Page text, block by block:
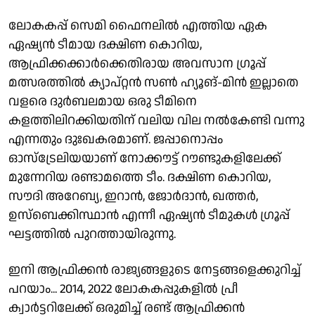
ലോകകപ്പ് സെമി ഫൈനലിൽ എത്തിയ ഏക
ഏഷ്യൻ ടീമായ ദക്ഷിണ കൊറിയ,
ആഫ്രിക്കക്കാർക്കെതിരായ അവസാന ഗ്രൂപ്പ്
മത്സരത്തിൽ ക്യാപ്റ്റൻ സൺ ഹ്യൂങ്-മിൻ ഇല്ലാതെ
വളരെ ദുർബലമായ ഒരു ടീമിനെ
കളത്തിലിറക്കിയതിന് വലിയ വില നൽകേണ്ടി വന്നു
എന്നതും ദുഃഖകരമാണ്. ജപ്പാനൊപ്പം
ഓസ്‌ട്രേലിയയാണ് നോക്കൗട്ട് റൗണ്ടുകളിലേക്ക്
മുന്നേറിയ രണ്ടാമത്തെ ടീം. ദക്ഷിണ കൊറിയ,
സൗദി അറേബ്യ, ഇറാൻ, ജോർദാൻ, ഖത്തർ,
ഉസ്ബെക്കിസ്ഥാൻ എന്നീ ഏഷ്യൻ ടീമുകൾ ഗ്രൂപ്പ്
ഘട്ടത്തിൽ പുറത്തായിരുന്നു.
ഇനി ആഫ്രിക്കൻ രാജ്യങ്ങളുടെ നേട്ടങ്ങളെക്കുറിച്ച്
പറയാം... 2014, 2022 ലോകകപ്പുകളിൽ പ്രീ
ക്വാർട്ടറിലേക്ക് ഒരുമിച്ച് രണ്ട് ആഫ്രിക്കൻ